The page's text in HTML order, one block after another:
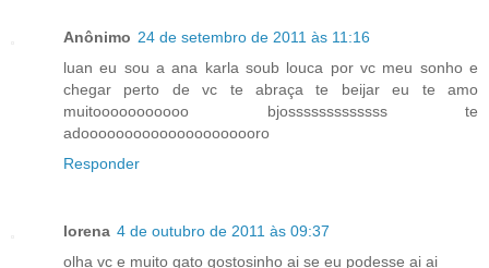
Anônimo 24 de setembro de 2011 às 11:16
luan eu sou a ana karla soub louca por vc meu sonho e
chegar perto de vc te abraça te beijar eu te amo
muitooooooooooo bjosssssssssssss te
adooooooooooooooooooooro
Responder
lorena 4 de outubro de 2011 às 09:37
olha vc e muito gato gostosinho ai se eu podesse ai ai